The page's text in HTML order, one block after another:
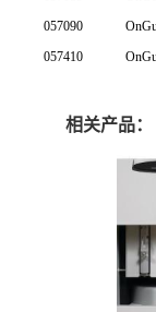
057090
057410
相关产品：